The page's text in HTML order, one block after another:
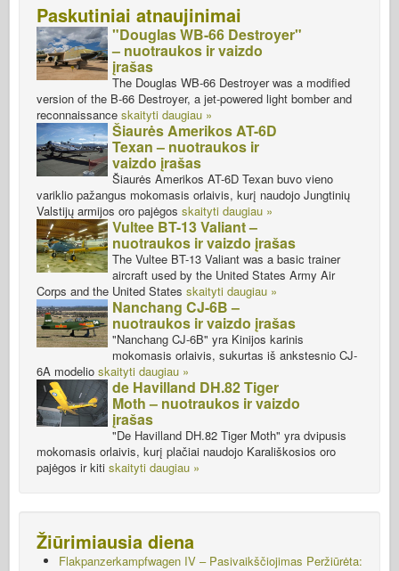
Paskutiniai atnaujinimai
"Douglas WB-66 Destroyer"
– nuotraukos ir vaizdo
įrašas
The Douglas WB-66 Destroyer was a modified
version of the B-66 Destroyer, a jet-powered light bomber and
reconnaissance skaityti daugiau »
Šiaurės Amerikos AT-6D
Texan – nuotraukos ir
vaizdo įrašas
Šiaurės Amerikos AT-6D Texan buvo vieno
variklio pažangus mokomasis orlaivis, kurį naudojo Jungtinių
Valstijų armijos oro pajėgos skaityti daugiau »
Vultee BT-13 Valiant –
nuotraukos ir vaizdo įrašas
The Vultee BT-13 Valiant was a basic trainer
aircraft used by the United States Army Air
Corps and the United States skaityti daugiau »
Nanchang CJ-6B –
nuotraukos ir vaizdo įrašas
"Nanchang CJ-6B" yra Kinijos karinis
mokomasis orlaivis, sukurtas iš ankstesnio CJ-
6A modelio skaityti daugiau »
de Havilland DH.82 Tiger
Moth – nuotraukos ir vaizdo
įrašas
"De Havilland DH.82 Tiger Moth" yra dvipusis
mokomasis orlaivis, kurį plačiai naudojo Karališkosios oro
pajėgos ir kiti skaityti daugiau »
Žiūrimiausia diena
Flakpanzerkampfwagen IV – Pasivaikščiojimas Peržiūrėta: